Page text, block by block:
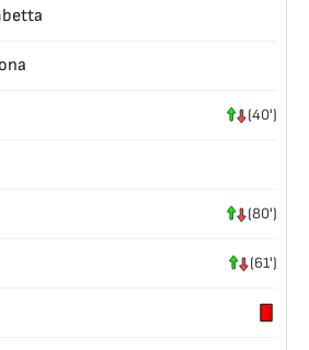
(40')
(80')
(61')